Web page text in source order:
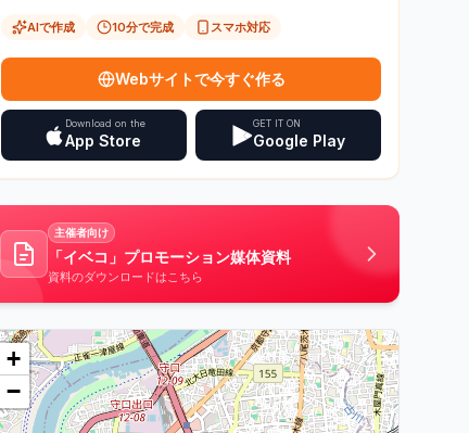
AIで作成 10分で完成 スマホ対応
Webサイトで今すぐ作る
Download on the
App Store
GET IT ON
Google Play
主催者向け
「イベコ」プロモーション媒体資料
資料のダウンロードはこちら
+
−